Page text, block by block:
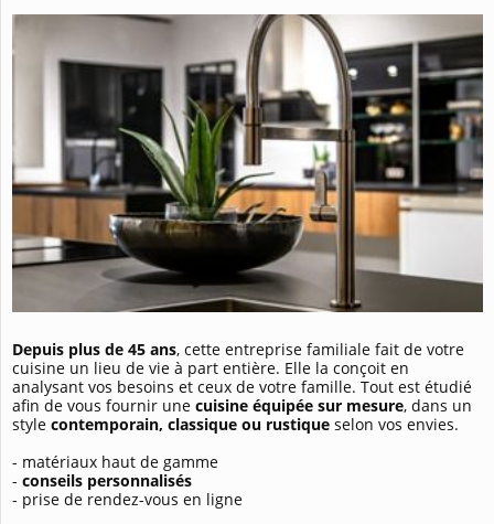
Depuis plus de 45 ans, cette entreprise familiale fait de votre
cuisine un lieu de vie à part entière. Elle la conçoit en
analysant vos besoins et ceux de votre famille. Tout est étudié
afin de vous fournir une cuisine équipée sur mesure, dans un
style contemporain, classique ou rustique selon vos envies.
- matériaux haut de gamme
- conseils personnalisés
- prise de rendez-vous en ligne